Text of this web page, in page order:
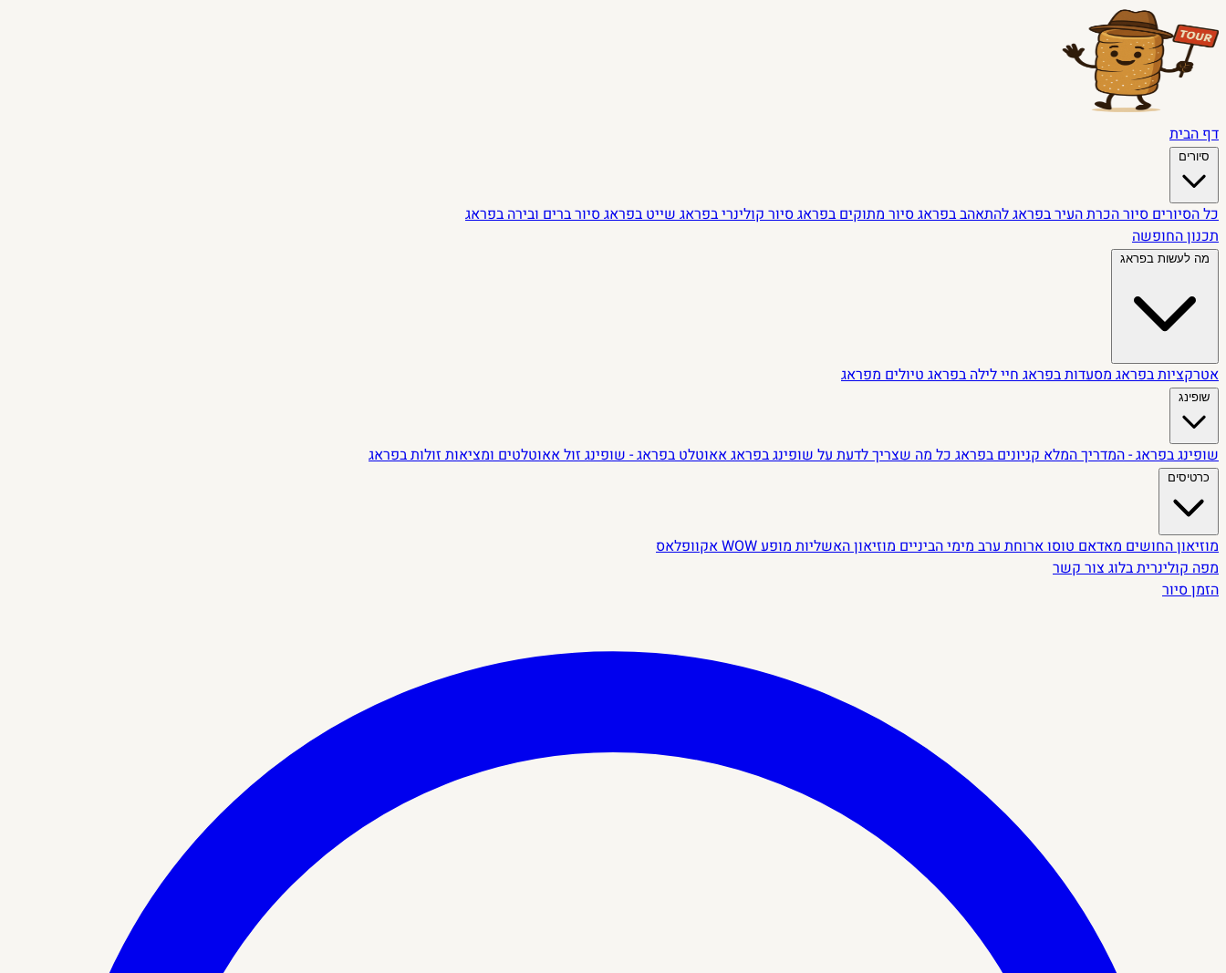
דף הבית
סיורים
כל הסיוריםסיור הכרת העיר בפראגלהתאהב בפראגסיור מתוקים בפראגסיור קולינרי בפראגשייט בפראגסיור ברים ובירה בפראג
תכנון החופשה
מה לעשות בפראג
אטרקציות בפראגמסעדות בפראגחיי לילה בפראגטיולים מפראג
שופינג
שופינג בפראג - המדריך המלאקניונים בפראגכל מה שצריך לדעת על שופינג בפראגאאוטלט בפראג - שופינג זולאאוטלטים ומציאות זולות בפראג
כרטיסים
מוזיאון החושיםמאדאם טוסוארוחת ערב מימי הבינייםמוזיאון האשליותמופע WOW
אקוופלאס
מפה קולינריתבלוגצור קשר
הזמן סיור